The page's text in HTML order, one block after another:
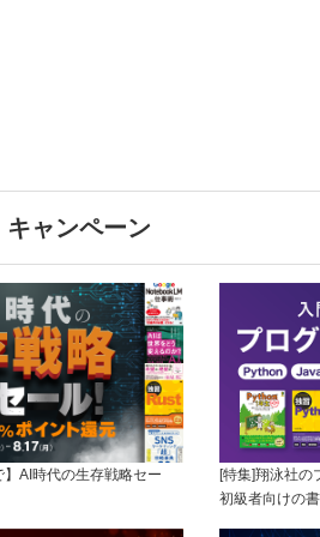
ャンペーン
AI時代の生存戦略セー
[特集]翔泳社の
初級者向けの